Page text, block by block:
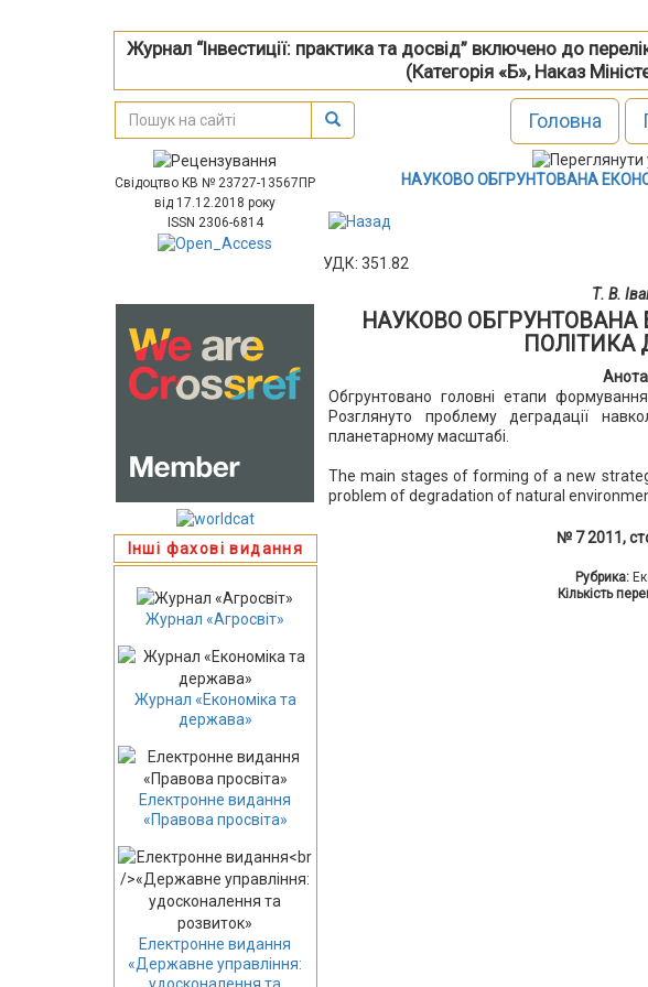
Журнал “Інвестиції: практика та досвід” включено до
(Категорія «Б», Наказ
Головна
Свідоцтво КВ № 23727-13567ПР
від 17.12.2018 року
ISSN 2306-6814
Інші фахові видання
Журнал «Агросвіт»
Журнал «Економіка та
держава»
Електронне видання
«Правова просвіта»
Електронне видання
«Державне управління:
НАУКОВО ОБГРУНТОВАНА
УДК: 351.82
Т. В.
НАУКОВО ОБГРУНТОВАНА
ПОЛІТИКА
Обгрунтовано головні етапи формування
Розглянуто проблему деградації
планетарному масштабі.
The main stages of forming of a new
problem of degradation of natural
№ 7 2011,
Рубрика:
Кількість